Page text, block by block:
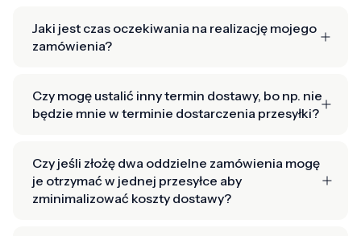
Jaki jest czas oczekiwania na realizację mojego
zamówienia?
Czy mogę ustalić inny termin dostawy, bo np. nie
będzie mnie w terminie dostarczenia przesyłki?
Czy jeśli złożę dwa oddzielne zamówienia mogę
je otrzymać w jednej przesyłce aby
zminimalizować koszty dostawy?